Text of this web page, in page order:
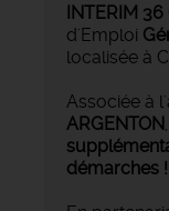
INTERIM
d'Emploi
localisée à
Associée à
ARGENTON
démarches !